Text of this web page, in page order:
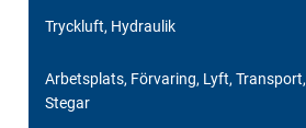
Tryckluft, Hydraulik
Arbetsplats, Förvaring, Lyft, Transport,
Stegar